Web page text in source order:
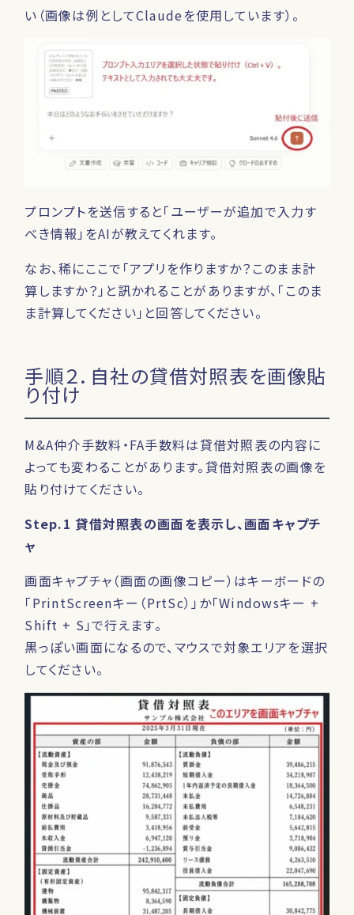
い（画像は例としてClaudeを使用しています）。
プロンプトを送信すると「ユーザーが追加で入力す
べき情報」をAIが教えてくれます。
なお、稀にここで「アプリを作りますか？このまま計
算しますか？」と訊かれることがありますが、「このま
ま計算してください」と回答してください。
手順２．自社の貸借対照表を画像貼
り付け
M&A仲介手数料・FA手数料は貸借対照表の内容に
よっても変わることがあります。貸借対照表の画像を
貼り付けてください。
Step.1 貸借対照表の画面を表示し、画面キャプチ
ャ
画面キャプチャ（画面の画像コピー）はキーボードの
「PrintScreenキー（PrtSc）」か「Windowsキー +
Shift + S」で行えます。
黒っぽい画面になるので、マウスで対象エリアを選択
してください。